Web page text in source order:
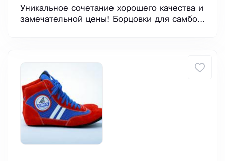
Уникальное сочетание хорошего качества и
замечательной цены! Борцовки для самбо...